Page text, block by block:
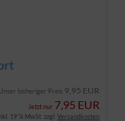
Unser bisheriger Preis 9,95 EUR
Jetzt nur 7,95 EUR
19 % MwSt. zzgl. Versandkosten